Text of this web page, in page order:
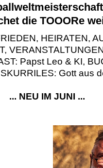
die TOOORe
HEIRATEN,
Papst Leo & KI,
Gott aus
... NEU IM JUNI ...